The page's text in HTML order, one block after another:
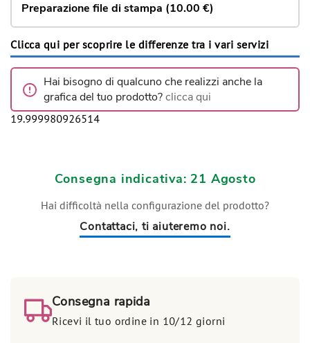
Preparazione file di stampa (10.00 €)
Clicca qui per scoprire le differenze tra i vari servizi
Hai bisogno di qualcuno che realizzi anche la
grafica del tuo prodotto?clicca qui
19.999980926514
Consegna indicativa: 21 Agosto
Hai difficoltà nella configurazione del prodotto?
Contattaci, ti aiuteremo noi.
Consegna rapida
Ricevi il tuo ordine in 10/12 giorni